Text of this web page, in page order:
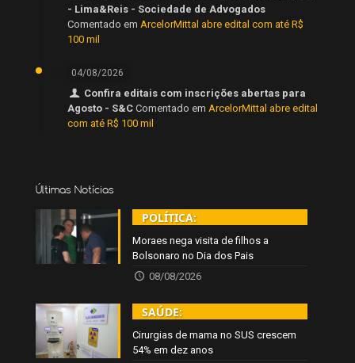
- Lima&Reis - Sociedade de Advogados
Comentado em ArcelorMittal abre edital com até R$
100 mil
04/08/2026
Confira editais com inscrições abertas para
Agosto - S&C Comentado em ArcelorMittal abre edital
com até R$ 100 mil
Últimas Notícias
POLÍTICA:
Moraes nega visita de filhos a
Bolsonaro no Dia dos Pais
08/08/2026
SAÚDE:
Cirurgias de mama no SUS crescem
54% em dez anos